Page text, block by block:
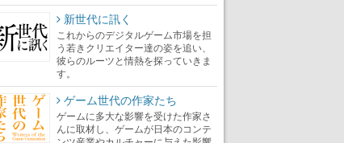
新世代に訊く
これからのデジタルゲーム市場を担
う若きクリエイター達の姿を追い、
彼らのルーツと情熱を探っていきま
す。
ゲーム世代の作家たち
ゲームに多大な影響を受けた作家さ
んに取材し、ゲームが日本のコンテ